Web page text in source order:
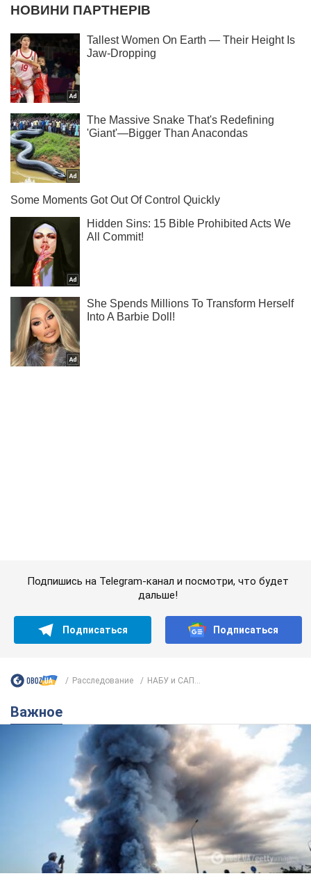
предположил, чем закончится "война складов"
Москва может превратиться в "остров" и погрузиться в
темноту, спрогнозировал военный эксперт
58,8 т.
Банки "готовятся" к новому курсу
доллара: украинцам рассказали,
чего ожидать
Каким будет курс валюты в обменниках